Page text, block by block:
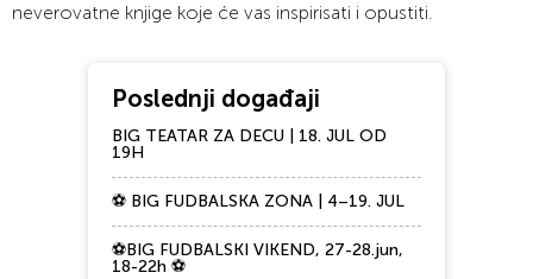
neverovatne knjige koje će vas inspirisati i opustiti.
Poslednji događaji
BIG TEATAR ZA DECU | 18. JUL OD
19H
⚽ BIG FUDBALSKA ZONA | 4–19. JUL
⚽BIG FUDBALSKI VIKEND, 27-28.jun,
18-22h ⚽